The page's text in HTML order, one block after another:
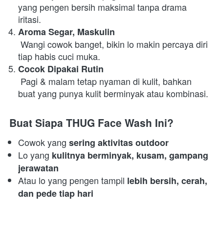
yang pengen bersih maksimal tanpa drama
iritasi.
Aroma Segar, Maskulin
tiap habis cuci muka.
Cocok Dipakai Rutin
Buat Siapa THUG Face Wash Ini?
Cowok yang sering aktivitas outdoor
Lo yang kulitnya berminyak, kusam, gampang
jerawatan
Atau lo yang pengen tampil lebih bersih, cerah,
dan pede tiap hari